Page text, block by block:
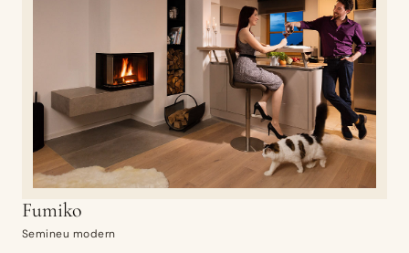
Fumiko
Semineu modern